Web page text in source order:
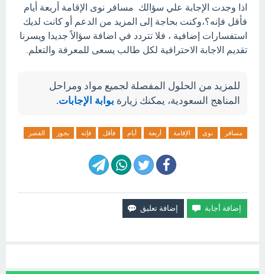
اذا وجدت الإجابة علي سؤالك مسافر نوى الإقامة أربعة أيام
فأقل فإنه؟،وكنت بحاجة إلى المزيد من الدعم أو كانت لديك
استفسارات إضافية ، فلا تتردد في اضافة سؤالاً جديدا ويسرنا
تقديم الاجابة الاحترافية لكل طالب يسعى للمعرفة والتعلم.
للمزيد من الحلول المفصلة لجميع مواد ومراحل
المناهج السعودية، يمكنك زيارة بوابة الإجابات.
مسافر نوى الإقامة أربعة أيام فأقل فإنه يجوز القصر